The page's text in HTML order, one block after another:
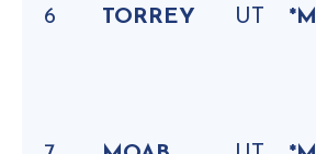
6 TORREY UT *